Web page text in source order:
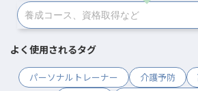
よく使用されるタグ
パーソナルトレーナー 介護予防